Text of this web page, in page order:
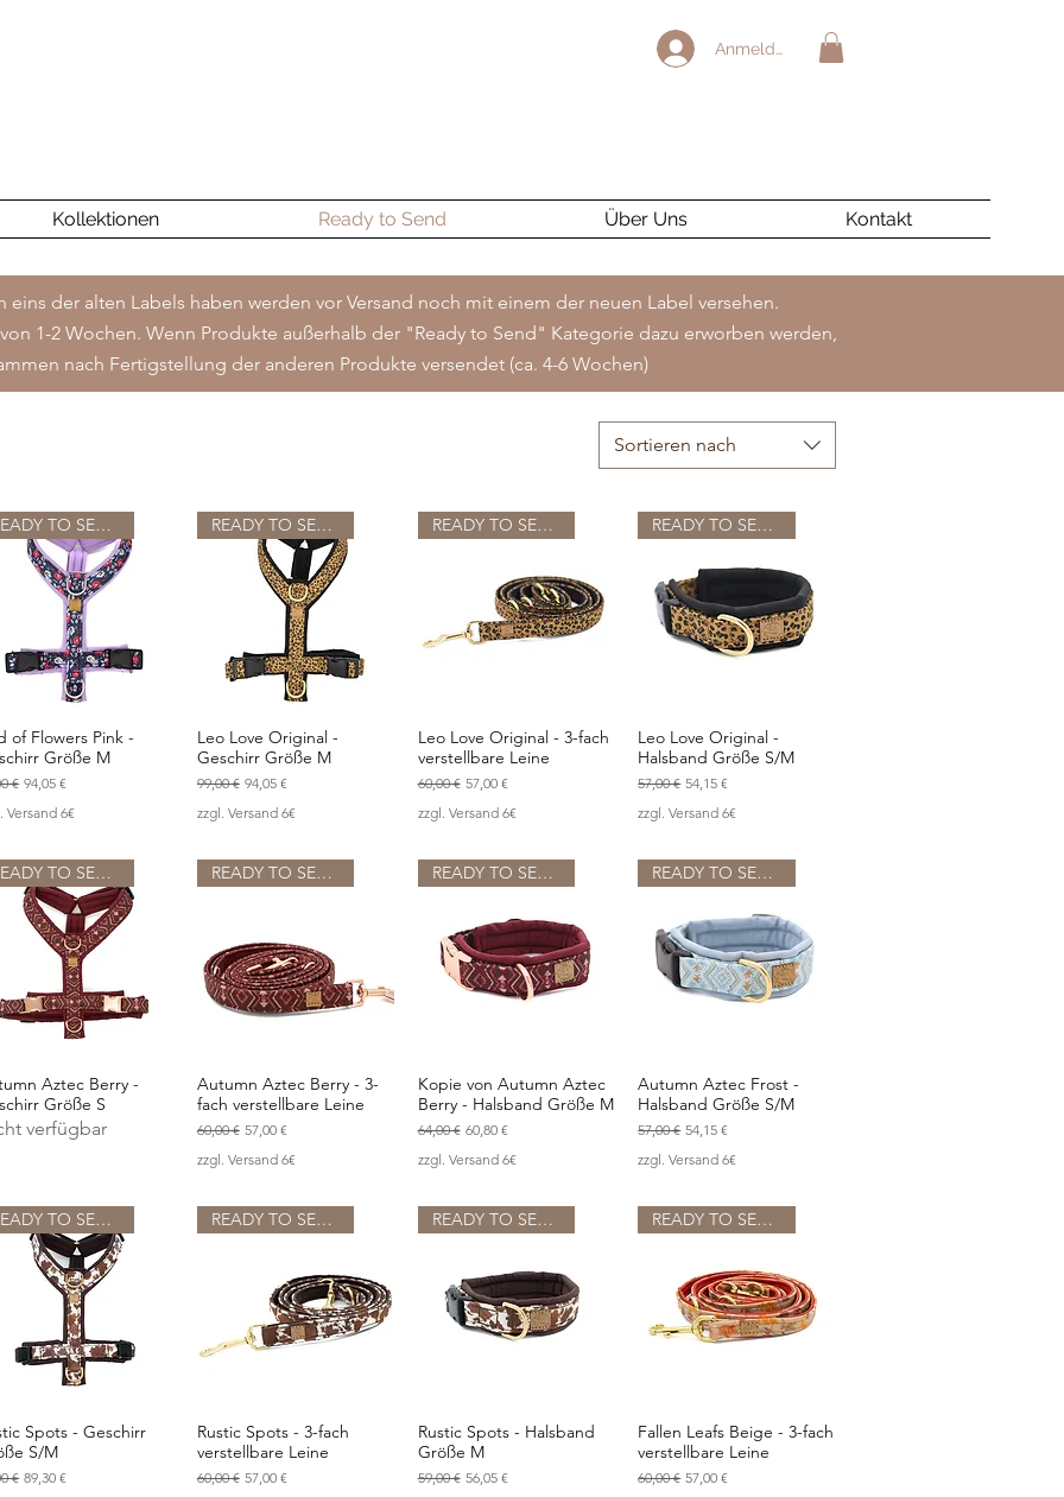
Anmelden
Kollektionen Ready to Send Über Uns Kontakt
der alten Labels haben werden vor Versand noch mit einem der neuen Label versehen.
1-2 Wochen. Wenn Produkte außerhalb der "Ready to Send" Kategorie dazu erworben werden,
nach Fertigstellung der anderen Produkte versendet (ca. 4-6 Wochen)
Sortieren nach
Schnellansicht
READY TO SEND
of Flowers Pink -
Größe M
€ Sale-Preis
94,05 €
Versand 6€
Schnellansicht
READY TO SEND
Leo Love Original -
Geschirr Größe M
Standardpreis
99,00 € Sale-Preis
94,05 €
zzgl. Versand 6€
Schnellansicht
READY TO SEND
Leo Love Original - 3-fach
verstellbare Leine
Standardpreis
60,00 € Sale-Preis
57,00 €
zzgl. Versand 6€
Schnellansicht
READY TO SEND
Leo Love Original -
Halsband Größe S/M
Standardpreis
57,00 € Sale-Preis
54,15 €
zzgl. Versand 6€
Schnellansicht
READY TO SEND
Aztec Berry -
Größe S
verfügbar
Schnellansicht
READY TO SEND
Autumn Aztec Berry - 3-
fach verstellbare Leine
Standardpreis
60,00 € Sale-Preis
57,00 €
zzgl. Versand 6€
Schnellansicht
READY TO SEND
Kopie von Autumn Aztec
Berry - Halsband Größe M
Standardpreis
64,00 € Sale-Preis
60,80 €
zzgl. Versand 6€
Schnellansicht
READY TO SEND
Autumn Aztec Frost -
Halsband Größe S/M
Standardpreis
57,00 € Sale-Preis
54,15 €
zzgl. Versand 6€
Schnellansicht
READY TO SEND
Spots - Geschirr
S/M
€ Sale-Preis
89,30 €
Schnellansicht
READY TO SEND
Rustic Spots - 3-fach
verstellbare Leine
Standardpreis
60,00 € Sale-Preis
57,00 €
Schnellansicht
READY TO SEND
Rustic Spots - Halsband
Größe M
Standardpreis
59,00 € Sale-Preis
56,05 €
Schnellansicht
READY TO SEND
Fallen Leafs Beige - 3-fach
verstellbare Leine
Standardpreis
60,00 € Sale-Preis
57,00 €